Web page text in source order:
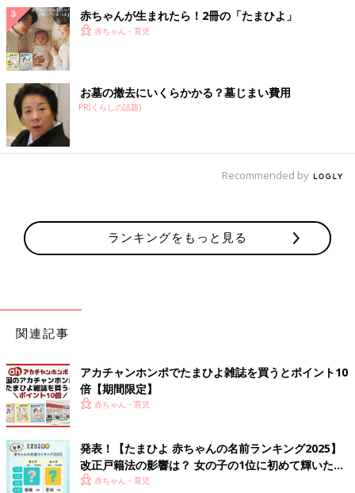
数知れず、早々に子ども心に親を恨みました。まり、めい、な
み、のあ、ゆき…、柔らかい感じの響きにどれほど憧れたか！」
ジェンダーレスな名前編
■どちらにも使えそうな名前
「まこと、けい、ゆう、とかみたいな感じ。性別関係なくどちら
にも使えそうな名前が好きです」
萌えといったら…」
■英語圏で通じる名前にしたい
な、かれん、あたりにして堂々と英語で自己紹介がしてみた
い！！」
た日記#87】
日頃から保育園の先生がかっこよく働く姿を見
ているからか 「先生っていいよね…」と憧れを
んだら、凄くキリッとしてくれたので ここぞと
いうときにそう呼ぶようにしていたのですが…
小さい頃は、漫画やドラマの主人公の名前や一文字の名前に憧れ
ました。高校生のときは、「薫子」という名前。国語の先生のお
赤ちゃんが生まれたら！2冊の「たまひよ」
赤ちゃん・育児
お墓の撤去にいくらかかる？墓じまい費用
PR(くらしの話題)
Recommended by
ランキングをもっと見る
関連記事
アカチャンホンポでたまひよ雑誌を買うとポイント10
倍【期間限定】
赤ちゃん・育児
発表！【たまひよ 赤ちゃんの名前ランキング2025】
改正戸籍法の影響は？ 女の子の1位に初めて輝いた名
前に納得？！
赤ちゃん・育児